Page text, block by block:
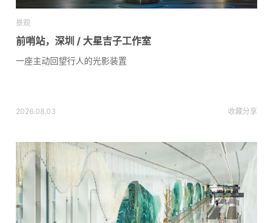
景观
前哨站，深圳 / 大星吉子工作室
一座主动回望行人的光影装置
2026.08.03 收藏分享